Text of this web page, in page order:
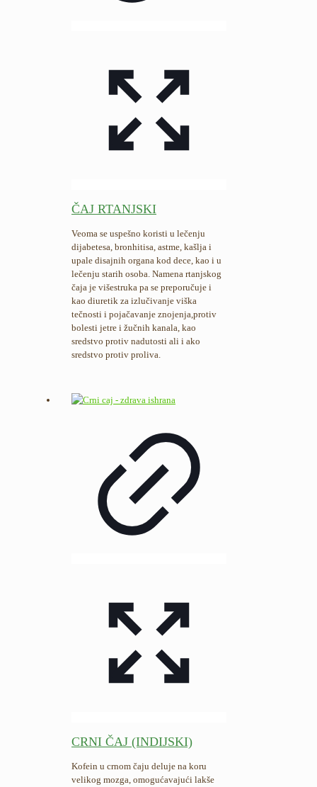
ČAJ RTANJSKI
Veoma se uspešno koristi u lečenju
dijabetesa, bronhitisa, astme, kašlja i
upale disajnih organa kod dece, kao i u
lečenju starih osoba. Namena rtanjskog
čaja je višestruka pa se preporučuje i
kao diuretik za izlučivanje viška
tečnosti i pojačavanje znojenja,protiv
bolesti jetre i žučnih kanala, kao
sredstvo protiv nadutosti ali i ako
sredstvo protiv proliva.
CRNI ČAJ (INDIJSKI)
Kofein u crnom čaju deluje na koru
velikog mozga, omogućavajući lakše